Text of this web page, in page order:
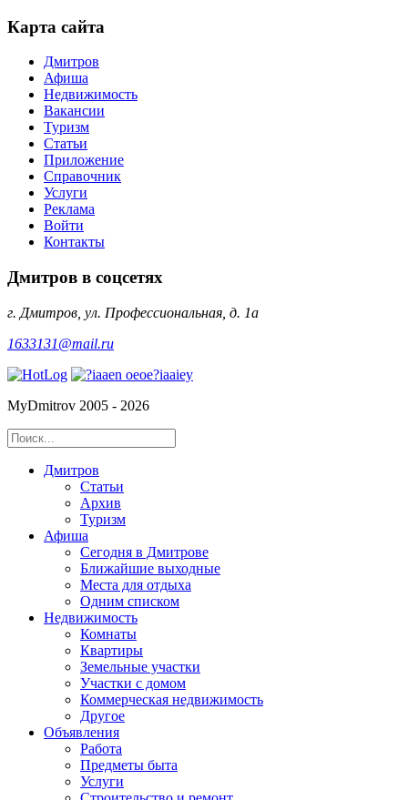
Карта сайта
Дмитров
Афиша
Недвижимость
Вакансии
Туризм
Статьи
Приложение
Справочник
Услуги
Реклама
Войти
Контакты
Дмитров в соцсетях
г. Дмитров, ул. Профессиональная, д. 1а
1633131@mail.ru
MyDmitrov 2005 - 2026
Дмитров
Статьи
Архив
Туризм
Афиша
Сегодня в Дмитрове
Ближайшие выходные
Места для отдыха
Одним списком
Недвижимость
Комнаты
Квартиры
Земельные участки
Участки с домом
Коммерческая недвижимость
Другое
Объявления
Работа
Предметы быта
Услуги